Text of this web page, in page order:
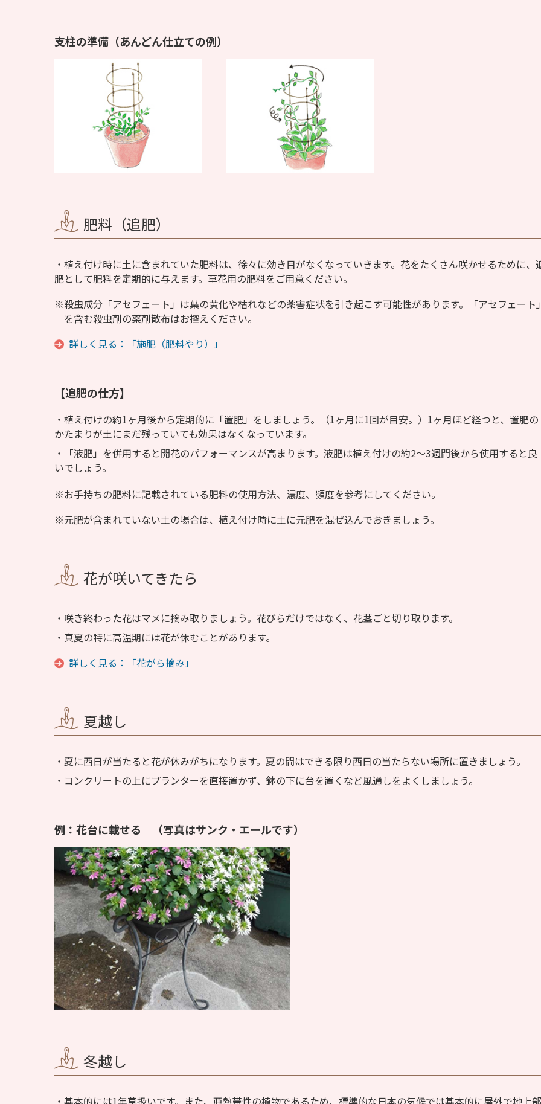
支柱の準備（あんどん仕立ての例）
肥料（追肥）
植え付け時に土に含まれていた肥料は、徐々に効き目がなくなっていきます。花をたくさん咲かせるために、
肥として肥料を定期的に与えます。草花用の肥料をご用意ください。
殺虫成分「アセフェート」は葉の黄化や枯れなどの薬害症状を引き起こす可能性があります。「アセフェート
を含む殺虫剤の薬剤散布はお控えください。
詳しく見る：「施肥（肥料やり）」
【追肥の仕方】
植え付けの約1ヶ月後から定期的に「置肥」をしましょう。（1ヶ月に1回が目安。）1ヶ月ほど経つと、置肥の
かたまりが土にまだ残っていても効果はなくなっています。
「液肥」を併用すると開花のパフォーマンスが高まります。液肥は植え付けの約2～3週間後から使用すると良
いでしょう。
お手持ちの肥料に記載されている肥料の使用方法、濃度、頻度を参考にしてください。
元肥が含まれていない土の場合は、植え付け時に土に元肥を混ぜ込んでおきましょう。
花が咲いてきたら
咲き終わった花はマメに摘み取りましょう。花びらだけではなく、花茎ごと切り取ります。
真夏の特に高温期には花が休むことがあります。
詳しく見る：「花がら摘み」
夏越し
夏に西日が当たると花が休みがちになります。夏の間はできる限り西日の当たらない場所に置きましょう。
コンクリートの上にプランターを直接置かず、鉢の下に台を置くなど風通しをよくしましょう。
例：花台に載せる （写真はサンク・エールです）
冬越し
基本的には1年草扱いです。また、亜熱帯性の植物であるため、標準的な日本の気候では基本的に屋外で地上部